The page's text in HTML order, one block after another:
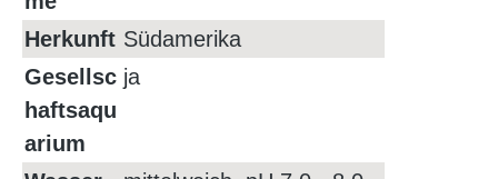
Herkunft Südamerika
Gesellsc
haftsaqu
arium
ja